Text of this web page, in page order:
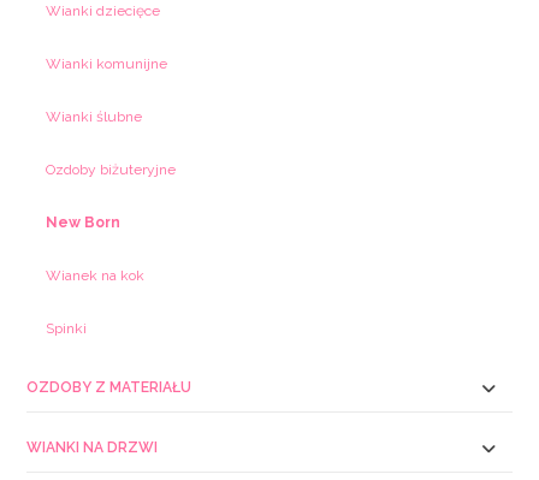
Wianki dziecięce
Wianki komunijne
Wianki ślubne
Ozdoby biżuteryjne
New Born
Wianek na kok
Spinki
OZDOBY Z MATERIAŁU
WIANKI NA DRZWI